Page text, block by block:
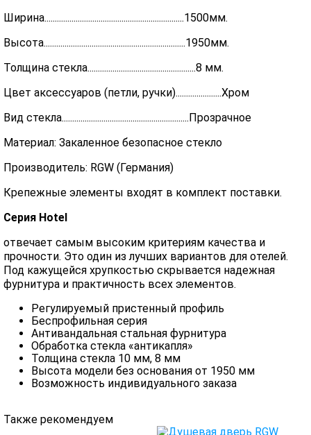
Ширина...................................................................1500мм.
Высота....................................................................1950мм.
Толщина стекла....................................................8 мм.
Цвет аксессуаров (петли, ручки)......................Хром
Вид стекла.............................................................Прозрачное
Материал: Закаленное безопасное стекло
Производитель: RGW (Германия)
Крепежные элементы входят в комплект поставки.
Серия Hotel
отвечает самым высоким критериям качества и
прочности. Это один из лучших вариантов для отелей.
Под кажущейся хрупкостью скрывается надежная
фурнитура и практичность всех элементов.
Регулируемый пристенный профиль
Беспрофильная серия
Антивандальная стальная фурнитура
Обработка стекла «антикапля»
Толщина стекла 10 мм, 8 мм
Высота модели без основания от 1950 мм
Возможность индивидуального заказа
Также рекомендуем